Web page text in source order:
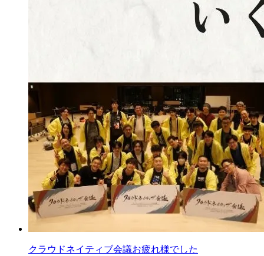
クラウドネイティブ会議お疲れ様でした